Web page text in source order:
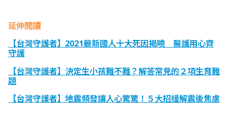
延伸閱讀
【台灣守護者】2021最新國人十大死因揭曉 醫護用心齊
守護
【台灣守護者】決定生小孩難不難？解答常見的２項生育難
題
【台灣守護者】地震頻發讓人心驚驚！５大招緩解震後焦慮